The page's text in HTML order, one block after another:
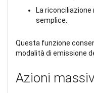
La
semplice.
Questa funzione
modalità di emissione
Azioni